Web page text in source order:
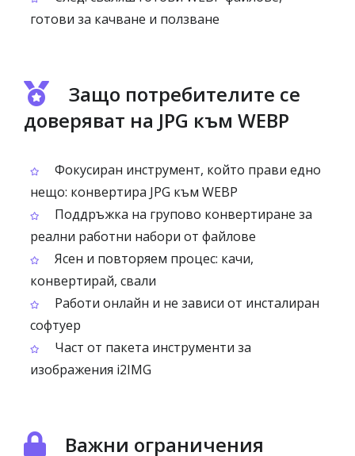
готови за качване и ползване
Защо потребителите се
доверяват на JPG към WEBP
Фокусиран инструмент, който прави едно
нещо: конвертира JPG към WEBP
Поддръжка на групово конвертиране за
реални работни набори от файлове
Ясен и повторяем процес: качи,
конвертирай, свали
Работи онлайн и не зависи от инсталиран
софтуер
Част от пакета инструменти за
изображения i2IMG
Важни ограничения